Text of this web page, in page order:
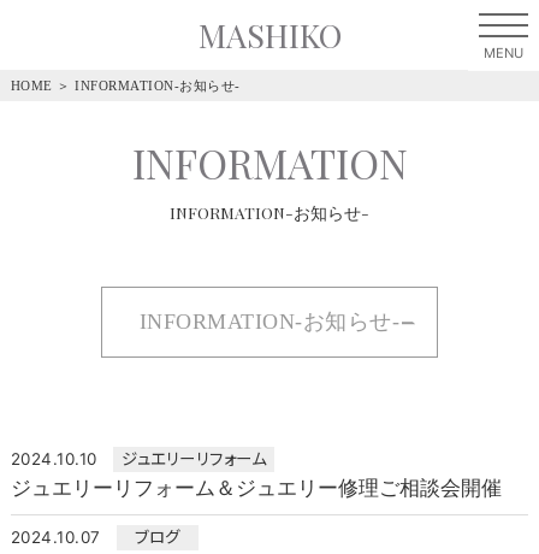
MASHIKO
HOME ＞INFORMATION-お知らせ-
INFORMATION
INFORMATION-お知らせ-
INFORMATION-お知らせ-
2024.10.10 ジュエリーリフォーム
ジュエリーリフォーム＆ジュエリー修理ご相談会開催
2024.10.07 ブログ